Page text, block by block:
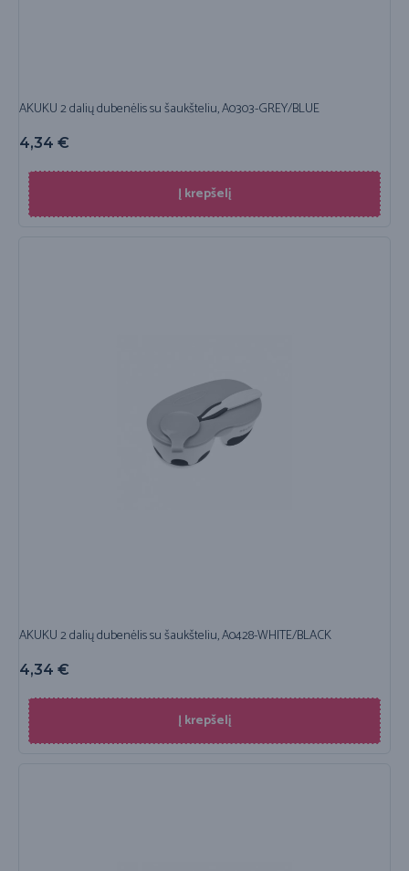
AKUKU 2 dalių dubenėlis su šaukšteliu, A0303-GREY/BLUE
4,34 €
Į krepšelį
AKUKU 2 dalių dubenėlis su šaukšteliu, A0428-WHITE/BLACK
4,34 €
Į krepšelį